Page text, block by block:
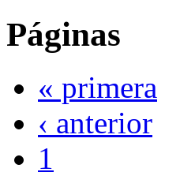
Páginas
« primera
‹ anterior
1